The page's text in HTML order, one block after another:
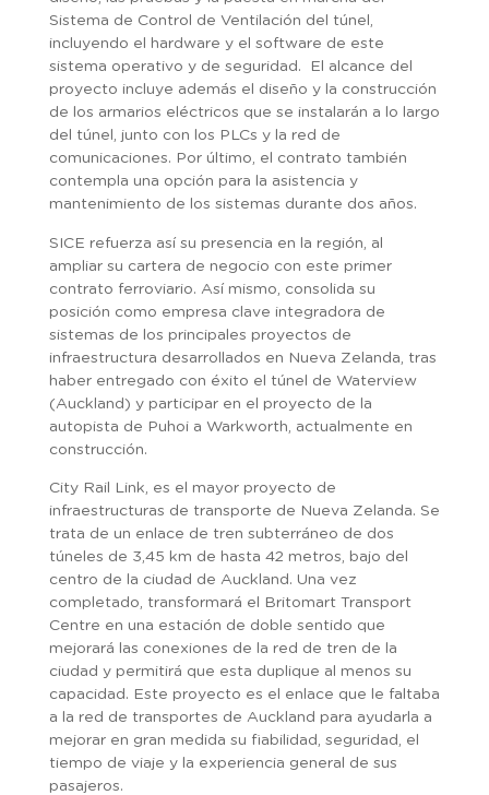
Sistema de Control de Ventilación del túnel,
incluyendo el hardware y el software de este
sistema operativo y de seguridad. El alcance del
proyecto incluye además el diseño y la construcción
de los armarios eléctricos que se instalarán a lo largo
del túnel, junto con los PLCs y la red de
comunicaciones. Por último, el contrato también
contempla una opción para la asistencia y
mantenimiento de los sistemas durante dos años.
SICE refuerza así su presencia en la región, al
ampliar su cartera de negocio con este primer
contrato ferroviario. Así mismo, consolida su
posición como empresa clave integradora de
sistemas de los principales proyectos de
infraestructura desarrollados en Nueva Zelanda, tras
haber entregado con éxito el túnel de Waterview
(Auckland) y participar en el proyecto de la
autopista de Puhoi a Warkworth, actualmente en
construcción.
City Rail Link, es el mayor proyecto de
infraestructuras de transporte de Nueva Zelanda. Se
trata de un enlace de tren subterráneo de dos
túneles de 3,45 km de hasta 42 metros, bajo del
centro de la ciudad de Auckland. Una vez
completado, transformará el Britomart Transport
Centre en una estación de doble sentido que
mejorará las conexiones de la red de tren de la
ciudad y permitirá que esta duplique al menos su
capacidad. Este proyecto es el enlace que le faltaba
a la red de transportes de Auckland para ayudarla a
mejorar en gran medida su fiabilidad, seguridad, el
tiempo de viaje y la experiencia general de sus
pasajeros.